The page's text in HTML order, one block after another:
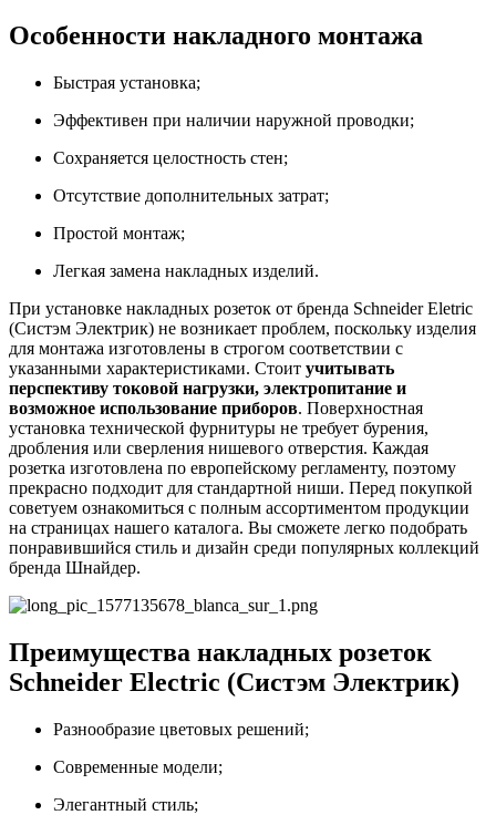
Особенности накладного монтажа
Быстрая установка;
Эффективен при наличии наружной проводки;
Сохраняется целостность стен;
Отсутствие дополнительных затрат;
Простой монтаж;
Легкая замена накладных изделий.
При установке накладных розеток от бренда Schneider Eletric
(Систэм Электрик) не возникает проблем, поскольку изделия
для монтажа изготовлены в строгом соответствии с
указанными характеристиками. Стоит учитывать
перспективу токовой нагрузки, электропитание и
возможное использование приборов. Поверхностная
установка технической фурнитуры не требует бурения,
дробления или сверления нишевого отверстия. Каждая
розетка изготовлена по европейскому регламенту, поэтому
прекрасно подходит для стандартной ниши. Перед покупкой
советуем ознакомиться с полным ассортиментом продукции
на страницах нашего каталога. Вы сможете легко подобрать
понравившийся стиль и дизайн среди популярных коллекций
бренда Шнайдер.
Преимущества накладных розеток
Schneider Electric (Систэм Электрик)
Разнообразие цветовых решений;
Современные модели;
Элегантный стиль;